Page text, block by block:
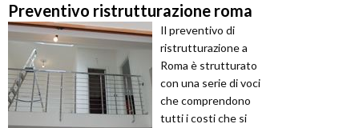
Preventivo ristrutturazione roma
Il preventivo di
ristrutturazione a
Roma è strutturato
con una serie di voci
che comprendono
tutti i costi che si